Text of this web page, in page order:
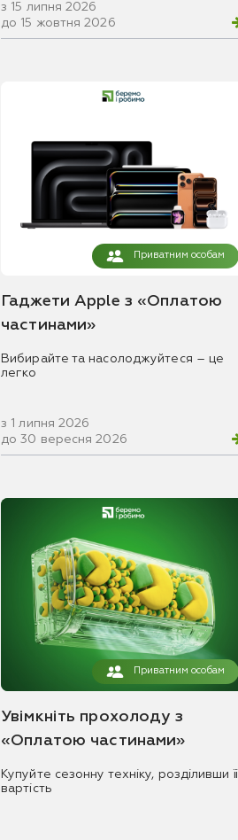
з 15 липня 2026
до 15 жовтня 2026
Приватним особам
Гаджети Apple з «Оплатою
частинами»
Вибирайте та насолоджуйтеся – це
легко
з 1 липня 2026
до 30 вересня 2026
Приватним особам
Увімкніть прохолоду з
«Оплатою частинами»
Купуйте сезонну техніку, розділивши її
вартість